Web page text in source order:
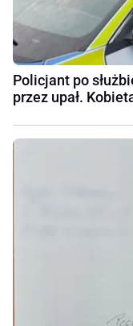
Policjant po
przez upał.